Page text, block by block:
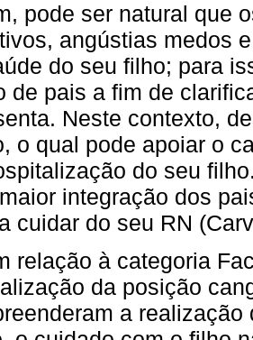
pode ser natural que
angústias medos
do seu filho; para
de pais a fim de
Neste contexto,
o qual pode apoiar o
do seu
integração dos
cuidar do seu RN
relação à categoria
da posição
a